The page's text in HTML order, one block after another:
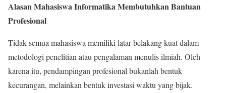
Alasan Mahasiswa Informatika Membutuhkan Bantuan
Profesional
Tidak semua mahasiswa memiliki latar belakang kuat dalam
metodologi penelitian atau pengalaman menulis ilmiah. Oleh
karena itu, pendampingan profesional bukanlah bentuk
kecurangan, melainkan bentuk investasi waktu yang bijak.